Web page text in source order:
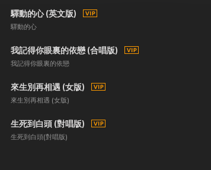
驛動的心 (英文版)
驛動的心
我記得你眼裏的依戀 (合唱版)
我記得你眼裏的依戀
來生別再相遇 (女版)
來生別再相遇 (女版)
生死到白頭 (對唱版)
生死到白頭(對唱版)